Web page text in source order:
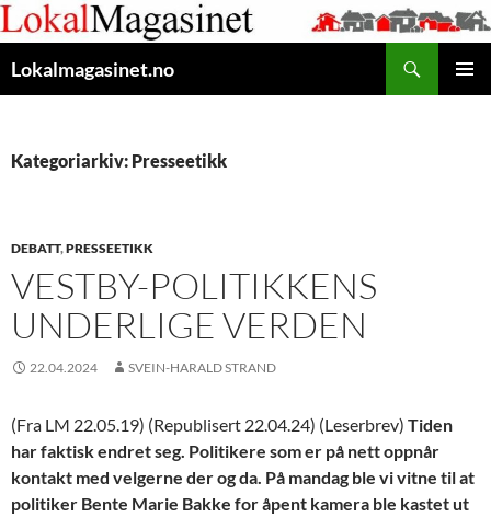
Gå
til
innhaldet
Lokalmagasinet.no
Kategoriarkiv: Presseetikk
DEBATT,PRESSEETIKK
VESTBY-POLITIKKENS
UNDERLIGE VERDEN
22.04.2024 SVEIN-HARALD STRAND
(Fra LM 22.05.19) (Republisert 22.04.24) (Leserbrev) Tiden
har faktisk endret seg. Politikere som er på nett oppnår
kontakt med velgerne der og da. På mandag ble vi vitne til at
politiker Bente Marie Bakke for åpent kamera ble kastet ut